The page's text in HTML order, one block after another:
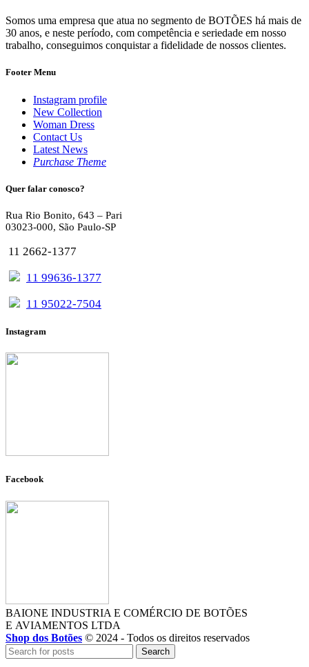
Somos uma empresa que atua no segmento de BOTÕES há mais de
30 anos, e neste período, com competência e seriedade em nosso
trabalho, conseguimos conquistar a fidelidade de nossos clientes.
Footer Menu
Instagram profile
New Collection
Woman Dress
Contact Us
Latest News
Purchase Theme
Quer falar conosco?
Rua Rio Bonito, 643 – Pari
03023-000, São Paulo-SP
11 2662-1377
11 99636-1377
11 95022-7504
Instagram
Facebook
BAIONE INDUSTRIA E COMÉRCIO DE BOTÕES
E AVIAMENTOS LTDA
Shop dos Botões © 2024 - Todos os direitos reservados
Search